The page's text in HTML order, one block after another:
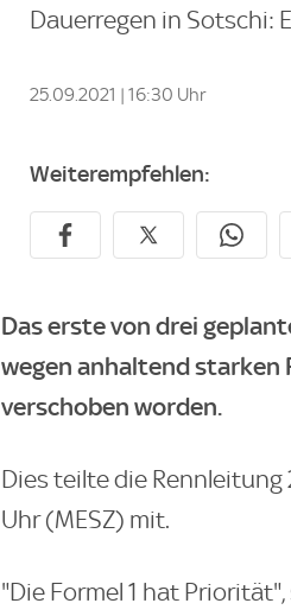
Dauerregen in Sotschi:
25.09.2021 | 16:30 Uhr
Weiterempfehlen:
Das erste von drei
wegen anhaltend starken
verschoben worden.
Dies teilte die
Uhr (MESZ) mit.
"Die Formel 1 hat